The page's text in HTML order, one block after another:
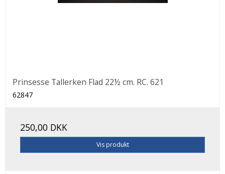
Prinsesse Tallerken Flad 22½ cm. RC. 621
62847
250,00 DKK
Vis produkt